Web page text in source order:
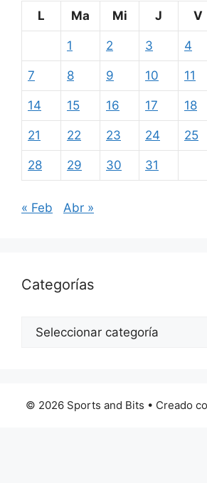
L
Ma Mi J V
1 2 3 4
7 8 9 10 11
14 15 16 17 18
21 22 23 24 25
28 29 30 31
« Feb Abr »
Categorías
Categorías
© 2026 Sports and Bits • Creado